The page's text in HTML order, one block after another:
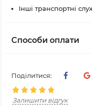
Інші транспортні
Способи оплати
Поділитися:
Залишити відгук